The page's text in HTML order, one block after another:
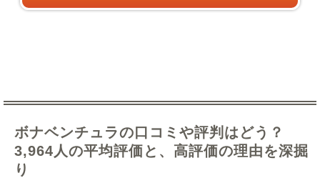
ボナベンチュラの口コミや評判はどう？
3,964人の平均評価と、高評価の理由を深掘
り